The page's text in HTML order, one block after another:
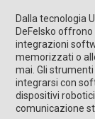
Dalla tecnologia
DeFelsko
integrazioni
memorizzati o
mai. Gli
integrarsi con
dispositivi
comunicazione